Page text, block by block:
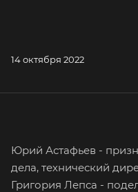
14 октября 2022
Юрий Астафьев -
дела, технический
Григория Лепса -